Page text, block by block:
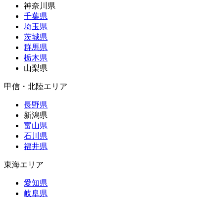
神奈川県
千葉県
埼玉県
茨城県
群馬県
栃木県
山梨県
甲信・北陸エリア
長野県
新潟県
富山県
石川県
福井県
東海エリア
愛知県
岐阜県